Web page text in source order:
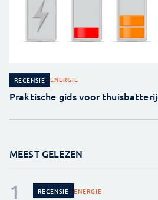
RECENSIE ENERGIE
Praktische gids voor
MEEST GELEZEN
RECENSIE ENERGIE